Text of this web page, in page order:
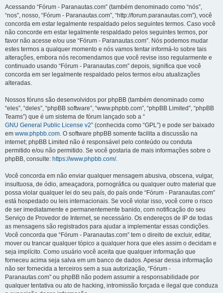
Acessando “Fórum - Paranautas.com” (também denominado como “nós”,
“nos”, nosso, “Fórum - Paranautas.com”, “http://forum.paranautas.com”), você
concorda em estar legalmente respaldado pelos seguintes termos. Caso você
não concorde em estar legalmente respaldado pelos seguintes termos, por
favor não acesse e/ou use “Fórum - Paranautas.com”. Nós podemos mudar
estes termos a qualquer momento e nós vamos tentar informá-lo sobre tais
alterações, embora nós recomendamos que você revise isso regularmente e
continuado usando “Fórum - Paranautas.com” depois, significa que você
concorda em ser legalmente respaldado pelos termos e/ou atualizações
alteradas.
Nossos fóruns são desenvolvidos por phpBB (também denominado como
“eles”, “deles”, “phpBB software”, “www.phpbb.com”, “phpBB Limited”, “phpBB
Teams”) que é um sistema de fórum lançado sob a “
GNU General Public License v2” (conhecida como “GPL”) e pode ser baixado
em www.phpbb.com. O software phpBB somente facilita a discussão na
internet; phpBB Limited não é responsável pelo conteúdo ou conduta
permitido e/ou não permitido. Se você gostaria de mais informações sobre o
phpBB, consulte: https://www.phpbb.com/.
Você concorda em não enviar qualquer mensagem abusiva, obscena, vulgar,
insultuosa, de ódio, ameaçadora, pornográfica ou qualquer outro material que
possa violar qualquer lei do seu país, do país onde “Fórum - Paranautas.com”
está hospedado ou leis internacionais. Se você violar isso, você corre o risco
de ser imediatamente e permanentemente banido, com notificação do seu
Serviço de Provedor de Internet, se necessário. Os endereços de IP de todas
as mensagens são registrados para ajudar a implementar essas condições.
Você concorda que “Fórum - Paranautas.com” tem o direito de excluir, editar,
mover ou trancar qualquer tópico a qualquer hora que eles assim o decidam e
seja implícito. Como usuário você aceita que qualquer informação que
forneceu acima seja salva em um banco de dados. Apesar dessa informação
não ser fornecida a terceiros sem a sua autorização, “Fórum -
Paranautas.com” ou phpBB não podem assumir a responsabilidade por
qualquer tentativa ou ato de hacking, intromissão forçada e ilegal que conduza